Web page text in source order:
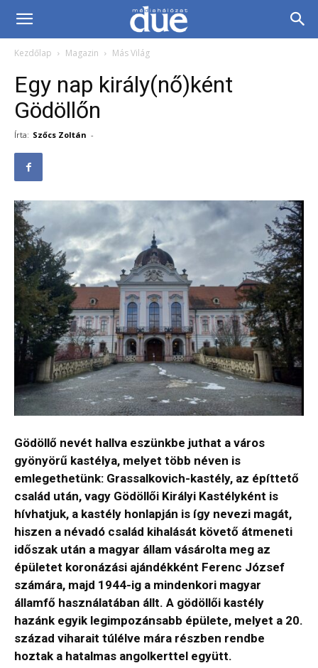
DUE
Médiahálózat…
Kezdőlap Magazin Más Világ
Egy nap király(nő)ként
Gödöllőn
Írta: Szőcs Zoltán -
Gödöllő nevét hallva eszünkbe juthat a város
gyönyörű kastélya, melyet több néven is
emlegethetünk: Grassalkovich-kastély, az építtető
család után, vagy Gödöllői Királyi Kastélyként is
hívhatjuk, a kastély honlapján is így nevezi magát,
hiszen a névadó család kihalását követő átmeneti
időszak után a magyar állam vásárolta meg az
épületet koronázási ajándékként Ferenc József
számára, majd 1944-ig a mindenkori magyar
államfő használatában állt. A gödöllői kastély
hazánk egyik legimpozánsabb épülete, melyet a 20.
század viharait túlélve mára részben rendbe
hoztak a hatalmas angolkerttel együtt.